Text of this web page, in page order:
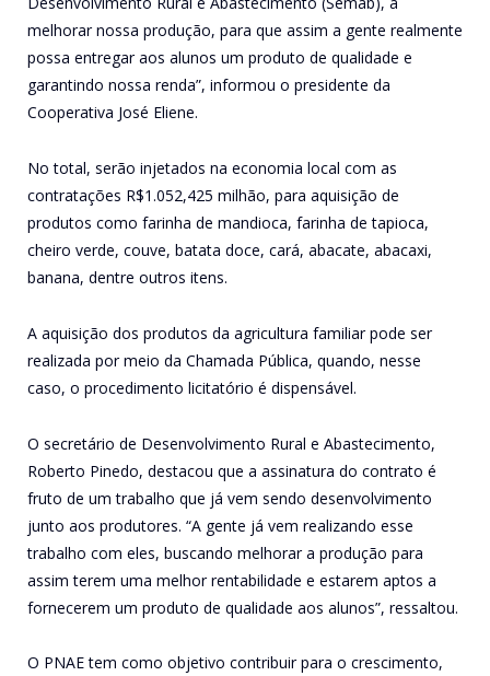
melhorar nossa produção, para que assim a gente realmente
possa entregar aos alunos um produto de qualidade e
garantindo nossa renda”, informou o presidente da
Cooperativa José Eliene.
No total, serão injetados na economia local com as
contratações R$1.052,425 milhão, para aquisição de
produtos como farinha de mandioca, farinha de tapioca,
cheiro verde, couve, batata doce, cará, abacate, abacaxi,
banana, dentre outros itens.
A aquisição dos produtos da agricultura familiar pode ser
realizada por meio da Chamada Pública, quando, nesse
caso, o procedimento licitatório é dispensável.
O secretário de Desenvolvimento Rural e Abastecimento,
Roberto Pinedo, destacou que a assinatura do contrato é
fruto de um trabalho que já vem sendo desenvolvimento
junto aos produtores. “A gente já vem realizando esse
trabalho com eles, buscando melhorar a produção para
assim terem uma melhor rentabilidade e estarem aptos a
fornecerem um produto de qualidade aos alunos”, ressaltou.
O PNAE tem como objetivo contribuir para o crescimento,